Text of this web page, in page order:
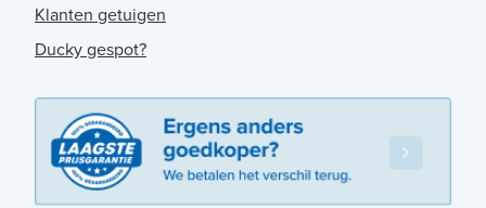
Klanten getuigen
Ducky gespot?